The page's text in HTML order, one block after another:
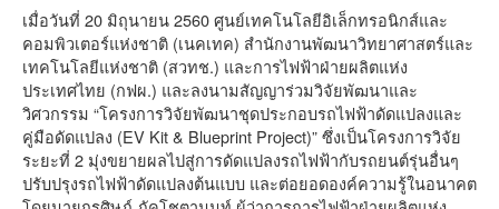
เมื่อวันที่ 20 มิถุนายน 2560 ศูนย์เทคโนโลยีอิเล็กทรอนิกส์และ
คอมพิวเตอร์แห่งชาติ (เนคเทค) สำนักงานพัฒนาวิทยาศาสตร์และ
เทคโนโลยีแห่งชาติ (สวทช.) และการไฟฟ้าฝ่ายผลิตแห่ง
ประเทศไทย (กฟผ.) และลงนามสัญญาร่วมวิจัยพัฒนาและ
วิศวกรรม “โครงการวิจัยพัฒนาชุดประกอบรถไฟฟ้าดัดแปลงและ
คู่มือดัดแปลง (EV Kit & Blueprint Project)” ซึ่งเป็นโครงการวิจัย
ระยะที่ 2 มุ่งขยายผลไปสู่การดัดแปลงรถไฟฟ้ากับรถยนต์รุ่นอื่นๆ
ปรับปรุงรถไฟฟ้าดัดแปลงต้นแบบ และต่อยอดองค์ความรู้ในอนาคต